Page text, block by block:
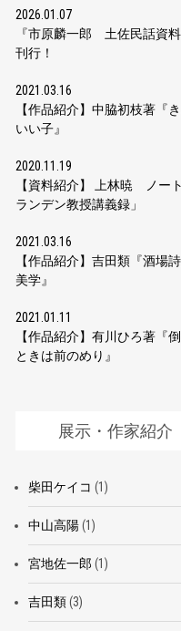
2026.01.07
『市原麟一郎 土佐民話資料
刊行！
2021.03.16
【作品紹介】中脇初枝著『
いい子』
2020.11.19
【資料紹介】 上林暁 ノー
ランデン教授講義録」
2021.03.16
【作品紹介】吉田類『酒場
美学』
2021.01.11
【作品紹介】有川ひろ著『
ときは前のめり』
展示・作家紹介
柴田ケイコ (1)
中山高陽(1)
宮地佐一郎 (1)
吉田類(3)